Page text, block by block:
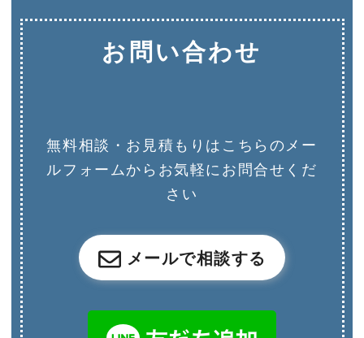
お問い合わせ
無料相談・お見積もりはこちらのメー
ルフォームからお気軽にお問合せくだ
さい
メールで相談する